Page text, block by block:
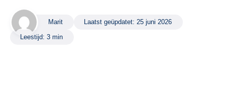
Marit Laatst geüpdatet: 25 juni 2026
Leestijd: 3 min